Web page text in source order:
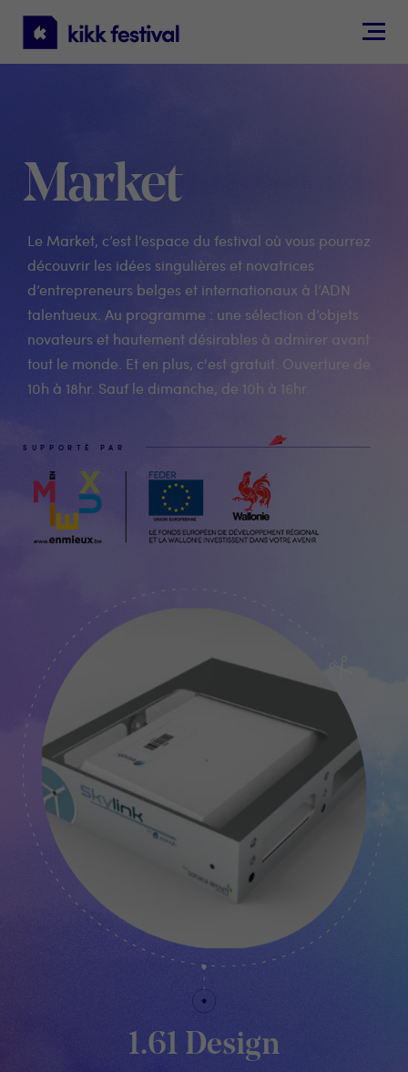
KIKK
Festival
Market
Le Market, c’est l’espace du festival où vous pourrez
découvrir les idées singulières et novatrices
d’entrepreneurs belges et internationaux à l’ADN
talentueux. Au programme : une sélection d’objets
novateurs et hautement désirables à admirer avant
tout le monde. Et en plus, c'est gratuit. Ouverture de
10h à 18hr. Sauf le dimanche, de 10h à 16hr.
SUPPORTÉ PAR
1.61 Design